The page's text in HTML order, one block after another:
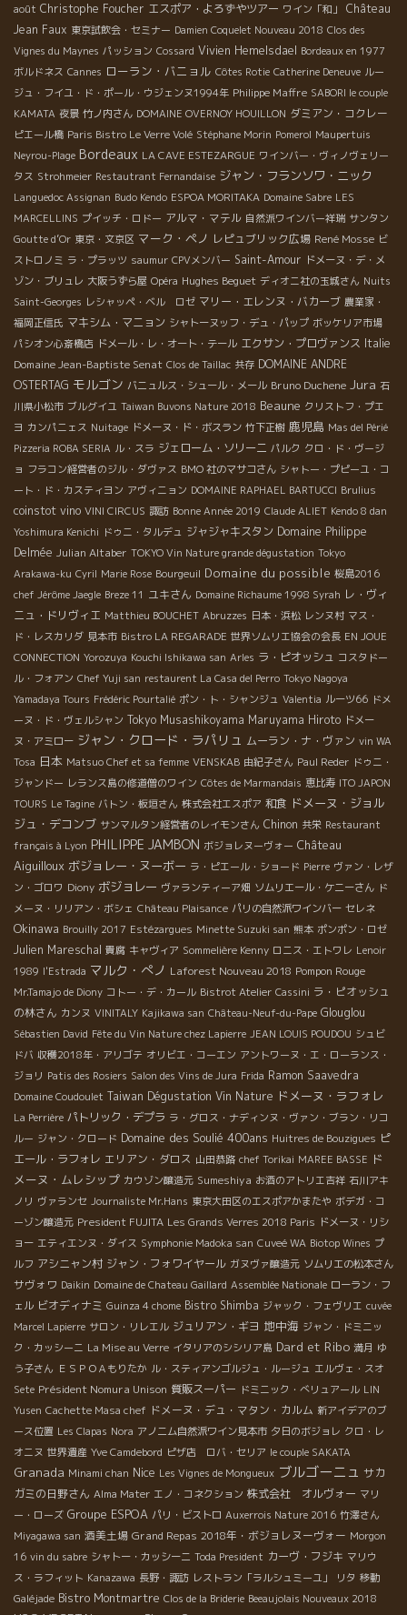
août Christophe Foucher エスポア・よろずやツアー ワイン「和」
Château
Jean Faux 東京試飲会・セミナー Damien Coquelet Nouveau 2018 Clos des
Vignes du Maynes パッション Cossard Vivien Hemelsdael Bordeaux en 1977
ボルドネス Cannes ローラン・バニョル Côtes Rotie Catherine Deneuve ルー
ジュ・フイユ・ド・ポール・ウジェンヌ1994年 Philippe Maffre SABORI le couple
KAMATA 夜景 竹ノ内さん DOMAINE OVERNOY HOUILLON ダミアン・コクレー
ピエール橋 Paris Bistro Le Verre Volé Stéphane Morin Pomerol Maupertuis
Neyrou-Plage Bordeaux LA CAVE ESTEZARGUE ワインバー・ヴィノヴェリー
タス Strohmeier Restautrant Fernandaise ジャン・フランソワ・ニック
Languedoc Assignan Budo Kendo ESPOA MORITAKA Domaine Sabre LES
MARCELLINS プイッチ・ロドー アルマ・マテル 自然派ワインバー祥瑞 サンタン
Goutte d’Or 東京・文京区 マーク・ペノ レピュブリック広場 René Mosse ビ
ストロノミ ラ・プラッツ saumur CPVメンバー Saint-Amour ドメーヌ・デ・メ
ゾン・ブリュレ 大阪うずら屋 Opéra Hughes Beguet ディオニ社の玉城さん Nuits
Saint-Georges レシャッペ・ベル ロゼ マリー・エレンヌ・バカーブ 農業家・
福岡正信氏 マキシム・マニョン シャトーヌッフ・デュ・パップ ボッケリア市場
パシオン心斎橋店 ドメール・レ・オート・テール エクサン・プロヴァンス Italie
Domaine Jean-Baptiste Senat Clos de Taillac 共存 DOMAINE ANDRE
OSTERTAG モルゴン バニュルス・シュール・メール Bruno Duchene Jura 石
川県小松市 ブルグイユ Taiwan Buvons Nature 2018 Beaune クリストフ・プエ
ヨ カンパニェス Nuitage ドメーヌ・ド・ボスラン 竹下正樹 鹿児島 Mas del Périé
Pizzeria ROBA SERIA ル・スラ ジェローム・ソリーニ パルク クロ・ド・ヴージ
ョ フラコン経営者のジル・ダヴァス BMO 社のマサコさん シャトー・プピーユ・コ
ート・ド・カスティヨン アヴィニョン DOMAINE RAPHAEL BARTUCCI Brulius
coinstot vino VINI CIRCUS 諏訪 Bonne Année 2019 Claude ALIET Kendo 8 dan
Yoshimura Kenichi ドゥニ・タルデュ ジャジャキスタン Domaine Philippe
Delmée Julian Altaber TOKYO Vin Nature grande dégustation Tokyo
Arakawa-ku Cyril Marie Rose Bourgeuil Domaine du possible 桜島2016
chef Jérôme Jaegle Breze 11 ユキさん Domaine Richaume 1998 Syrah レ・ヴィ
ニュ・ドリヴィエ Matthieu BOUCHET Abruzzes 日本・浜松 レンヌ村 マス・
ド・レスカリダ 見本市 Bistro LA REGARADE 世界ソムリエ協会の会長 EN JOUE
CONNECTION Yorozuya Kouchi Ishikawa san Arles ラ・ピオッシュ コスタドー
ル・フォアン Chef Yuji san restaurent La Casa del Perro Tokyo Nagoya
Yamadaya Tours Frédéric Pourtalié ポン・ト・シャンジュ Valentia ルーツ66 ドメ
ーヌ・ド・ヴェルシャン Tokyo Musashikoyama Maruyama Hiroto ドメー
ヌ・アミロー ジャン・クロード・ラパリュ ムーラン・ナ・ヴァン vin WA
Tosa 日本 Matsuo Chef et sa femme VENSKAB 由紀子さん Paul Reder ドゥニ・
ジャンドー レランス島の修道僧のワイン Côtes de Marmandais 恵比寿 ITO JAPON
TOURS Le Tagine バトン・板垣さん 株式会社エスポア 和食 ドメーヌ・ジョル
ジュ・デコンブ サンマルタン経営者のレイモンさん Chinon 共栄 Restaurant
français à Lyon PHILIPPE JAMBON ボジョレヌーヴォー Château
Aiguilloux ボジョレー・ヌーボー ラ・ピエール・ショード Pierre ヴァン・レザ
ン・ゴロワ Diony ボジョレー ヴァランティーア畑 ソムリエール・ケニーさん ド
メーヌ・リリアン・ボシェ Château Plaisance パリの自然派ワインバー セレネ
Okinawa Brouilly 2017 Estézargues Minette Suzuki san 熊本 ポンポン・ロゼ
Julien Mareschal 貴腐 キャヴィア Sommelière Kenny ロニス・エトワレ Lenoir
1989 l'Estrada マルク・ぺノ Laforest Nouveau 2018 Pompon Rouge
Mr.Tamajo de Diony コトー・デ・カール Bistrot Atelier Cassini ラ・ピオッシュ
の林さん カンヌ VINITALY Kajikawa san Château-Neuf-du-Pape Glouglou
Sébastien David Fête du Vin Nature chez Lapierre JEAN LOUIS POUDOU シュビ
ドバ 収穫2018年・アリゴテ オリビエ・コーエン アントワーヌ・エ・ローランス・
ジョリ Patis des Rosiers Salon des Vins de Jura Frida Ramon Saavedra
Domaine Coudoulet Taiwan Dégustation Vin Nature ドメーヌ・ラフォレ
La Perrière パトリック・デプラ ラ・グロス・ナディンヌ・ヴァン・ブラン・リコ
ルー ジャン・クロード Domaine des Soulié 400ans Huitres de Bouzigues ピ
エール・ラフォレ エリアン・ダロス 山田恭路 chef Torikai MAREE BASSE ド
メーヌ・ムレシップ カウゾン醸造元 Sumeshiya お酒のアトリエ吉祥 石川アキ
ノリ ヴァランセ Journaliste Mr.Hans 東京大田区のエスポアかまたや ボデガ・コ
ーゾン醸造元 President FUJITA Les Grands Verres 2018 Paris ドメーヌ・リシ
ョー エティエンヌ・ダイス Symphonie Madoka san Cuveé WA Biotop Wines プ
ルフ アシニャン村 ジャン・フォワイヤール ガヌヴァ醸造元 ソムリエの松本さん
サヴォワ Daikin Domaine de Chateau Gaillard Assemblée Nationale ローラン・フ
ェル ビオディナミ Guinza 4 chome Bistro Shimba ジャック・フェヴリエ cuvée
Marcel Lapierre サロン・リレエル ジュリアン・ギヨ 地中海 ジャン・ドミニッ
ク・カッシーニ La Mise au Verre イタリアのシシリア島 Dard et Ribo 満月 ゆ
う子さん ＥＳＰＯＡもりたか ル・スティアンゴルジュ・ルージュ エルヴェ・スオ
Sete Président Nomura Unison 質販スーパー ドミニック・べリュアール LIN
Yusen Cachette Masa chef ドメーヌ・デュ・マタン・カルム 新アイデアのブ
ース位置 Les Clapas Nora アノニム自然派ワイン見本市 夕日のボジョレ クロ・レ
オニヌ 世界遺産 Yve Camdebord ピザ店 ロバ・セリア le couple SAKATA
Granada Minami chan Nice Les Vignes de Mongueux ブルゴーニュ サカ
ガミの日野さん Alma Mater エノ・コネクション 株式会社 オルヴォー マリ
ー・ローズ Groupe ESPOA パリ・ビストロ Auxerrois Nature 2016 竹澤さん
Miyagawa san 酒美土場 Grand Repas 2018年・ボジョレヌーヴォー Morgon
16 vin du sabre シャトー・カッシーニ Toda President カーヴ・フジキ マリウ
ス・ラフィット Kanazawa 長野・諏訪 レストラン「ラルシュミーユ」 リタ 移動
Galéjade Bistro Montmartre Clos de la Briderie Beeaujolais Nouveaux 2018